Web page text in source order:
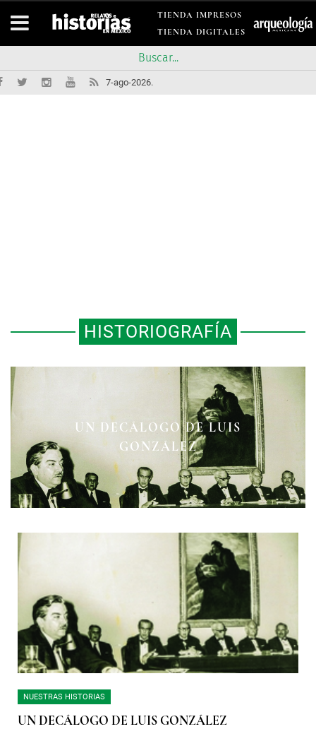
TIENDA IMPRESOS
TIENDA DIGITALES
7-ago-2026.
HISTORIOGRAFÍA
UN DECÁLOGO DE LUIS
GONZÁLEZ
EL INDIO VICTORIANO
EL TRATADO MCLANE-OCAMPO Y
SU USO EN LA HISTORIA
NUESTRAS HISTORIAS
UN DECÁLOGO DE LUIS GONZÁLEZ